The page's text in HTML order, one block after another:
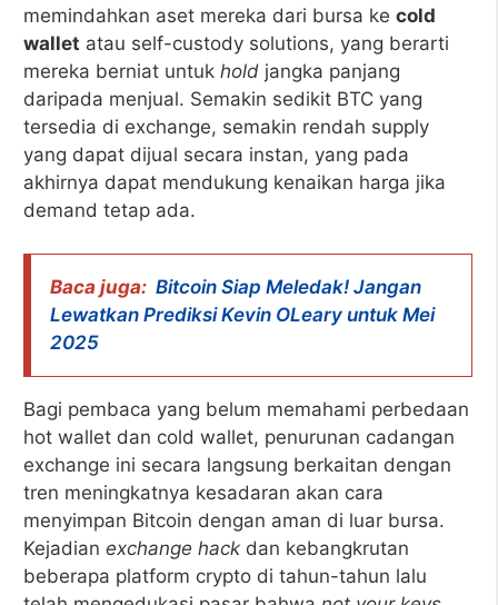
memindahkan aset mereka dari bursa ke cold
wallet atau self-custody solutions, yang berarti
mereka berniat untuk hold jangka panjang
daripada menjual. Semakin sedikit BTC yang
tersedia di exchange, semakin rendah supply
yang dapat dijual secara instan, yang pada
akhirnya dapat mendukung kenaikan harga jika
demand tetap ada.
Baca juga: Bitcoin Siap Meledak! Jangan
Lewatkan Prediksi Kevin OLeary untuk Mei
2025
Bagi pembaca yang belum memahami perbedaan
hot wallet dan cold wallet, penurunan cadangan
exchange ini secara langsung berkaitan dengan
tren meningkatnya kesadaran akan cara
menyimpan Bitcoin dengan aman di luar bursa.
Kejadian exchange hack dan kebangkrutan
beberapa platform crypto di tahun-tahun lalu